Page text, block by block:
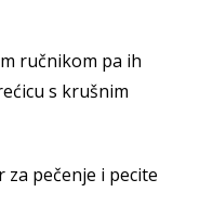
ručnikom pa ih
s krušnim
pečenje i pecite